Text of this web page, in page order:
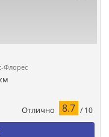
Флорес
Отлично 8.7 / 10